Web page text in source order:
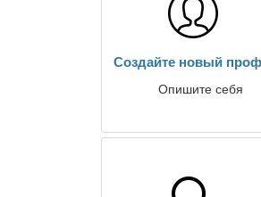
Создайте новый
Опишите себя